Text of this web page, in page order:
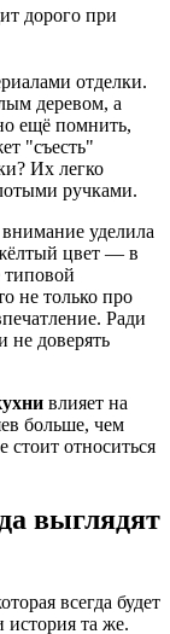
дорого при
отделки.
деревом, а
ещё помнить,
"съесть"
Их легко
ручками.
уделила
цвет — в
типовой
не только про
Ради
не доверять
влияет на
больше, чем
стоит относиться
выглядят
всегда будет
история та же.